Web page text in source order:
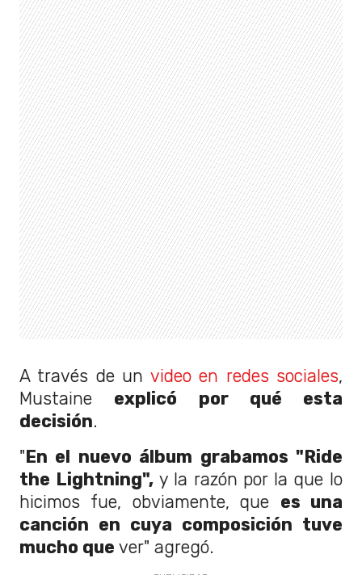
A través de un video en redes sociales,
Mustaine explicó por qué esta
decisión.
"En el nuevo álbum grabamos "Ride
the Lightning",y la razón por la que lo
hicimos fue, obviamente, que es una
canción en cuya composición tuve
mucho que ver" agregó.